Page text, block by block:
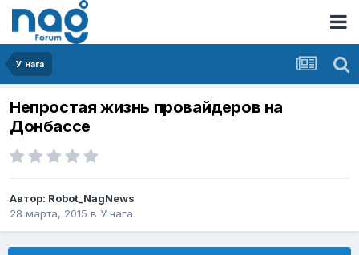
У нага
Непростая жизнь провайдеров на
Донбассе
Автор: Robot_NagNews
28 марта, 2015 в У нага